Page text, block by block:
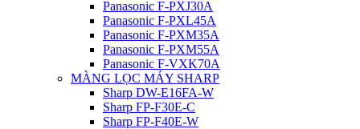
Panasonic F-PXJ30A
Panasonic F-PXL45A
Panasonic F-PXM35A
Panasonic F-PXM55A
Panasonic F-VXK70A
MÀNG LỌC MÁY SHARP
Sharp DW-E16FA-W
Sharp FP-F30E-C
Sharp FP-F40E-W